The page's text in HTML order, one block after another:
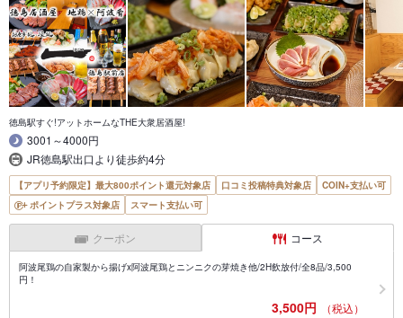
徳島駅すぐ!アットホームなTHE大衆居酒屋!
3001～4000円
JR徳島駅出口より徒歩約4分
【アプリ予約限定】最大800ポイント還元対象店 口コミ投稿特典対象店
COIN+支払い可
ポイントプラス対象店
スマート支払い可
クーポン コース
阿波尾鶏の自家製から揚げx阿波尾鶏とニンニクの芽焼き他/2H飲放付/全8品/3,500
円！
3,500円 （税込）